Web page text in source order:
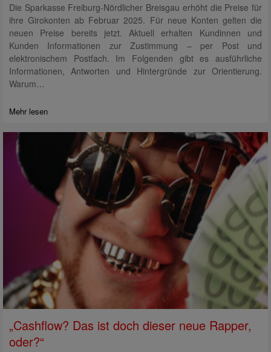
Die Sparkasse Freiburg-Nördlicher Breisgau erhöht die Preise für
ihre Girokonten ab Februar 2025. Für neue Konten gelten die
neuen Preise bereits jetzt. Aktuell erhalten Kundinnen und
Kunden Informationen zur Zustimmung – per Post und
elektronischem Postfach. Im Folgenden gibt es ausführliche
Informationen, Antworten und Hintergründe zur Orientierung.
Warum…
Mehr lesen
„Cashflow? Das ist doch dieser neue Rapper,
oder?“